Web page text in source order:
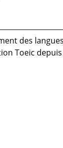
des
Toeic depuis